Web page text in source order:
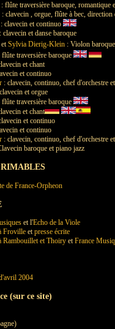
: flûte traversière baroque, romantique
: clavecin , orgue, flûte à bec, direction
: clavecin et continuo
: clavecin et danse baroque
etSylvia Dierig-Klein : Violon baroque
flûte traversière baroque
et chant
et continuo
: clavecin, continuo, chef d'orchestre
et orgue
flûte traversière baroque
et chant
et continuo
et continuo
: clavecin, continuo, chef d'orchestre
baroque et piano jazz
de France-Orpheon
et l'Echo de la Viole
Froville etpresse écrite
Rambouillet et Thoiry etFrance
2004
(sur ce site)